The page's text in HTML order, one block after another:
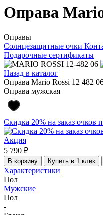
Оправа
Оправы
Солнцезащитные очки
Подарочные сертификаты
Назад в каталог
Оправа Mario Rossi 12 482
Оправа мужская
Скидка 20% на заказ очков
Акция
5 790 ₽
В корзину Купить в 1 клик
Характеристики
Пол
Мужские
Пол
-